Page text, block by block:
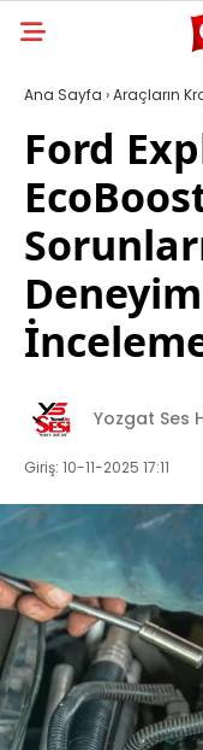
Ana Sayfa ›Araçların
Ford
Yozgat Ses
Giriş: 10-11-2025 17:11